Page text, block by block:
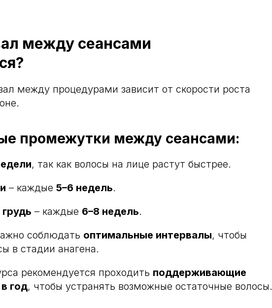
между сеансами
между процедурами зависит от скорости роста
промежутки между сеансами:
, так как волосы на лице растут быстрее.
– каждые 5–6 недель.
– каждые 6–8 недель.
соблюдать оптимальные интервалы, чтобы
в стадии анагена.
рекомендуется проходить поддерживающие
год, чтобы устранять возможные остаточные волосы.